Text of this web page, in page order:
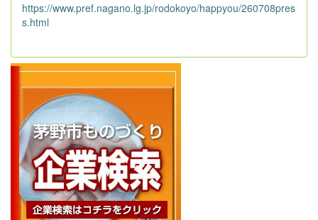
https://www.pref.nagano.lg.jp/rodokoyo/happyou/260708pres
s.html